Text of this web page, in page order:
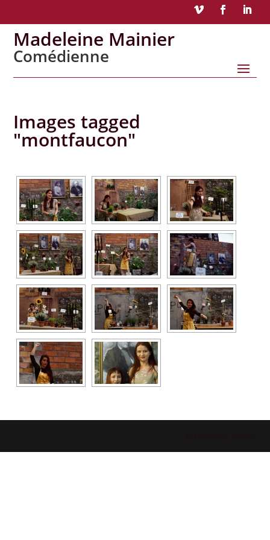
Madeleine Mainier
Comédienne
Images tagged
"montfaucon"